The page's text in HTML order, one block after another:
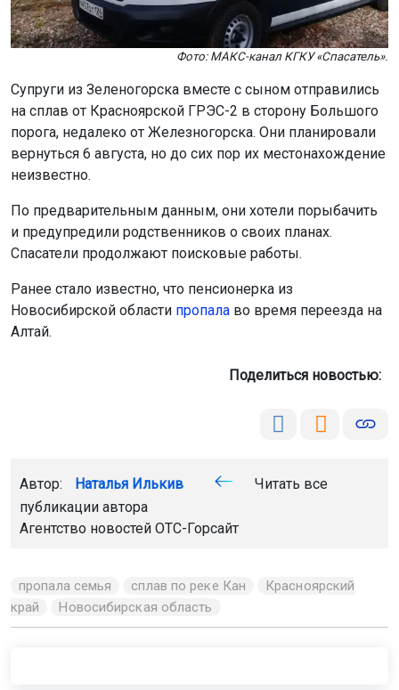
Фото: МАКС-канал КГКУ «Спасатель».
Супруги из Зеленогорска вместе с сыном отправились
на сплав от Красноярской ГРЭС-2 в сторону Большого
порога, недалеко от Железногорска. Они планировали
вернуться 6 августа, но до сих пор их местонахождение
неизвестно.
По предварительным данным, они хотели порыбачить
и предупредили родственников о своих планах.
Спасатели продолжают поисковые работы.
Ранее стало известно, что пенсионерка из
Новосибирской области пропала во время переезда на
Алтай.
Поделиться новостью:
Автор: Наталья Илькив
Читать все
публикации автора
Агентство новостей ОТС-Горсайт
пропала семья сплав по реке Кан
Красноярский
край
Новосибирская область